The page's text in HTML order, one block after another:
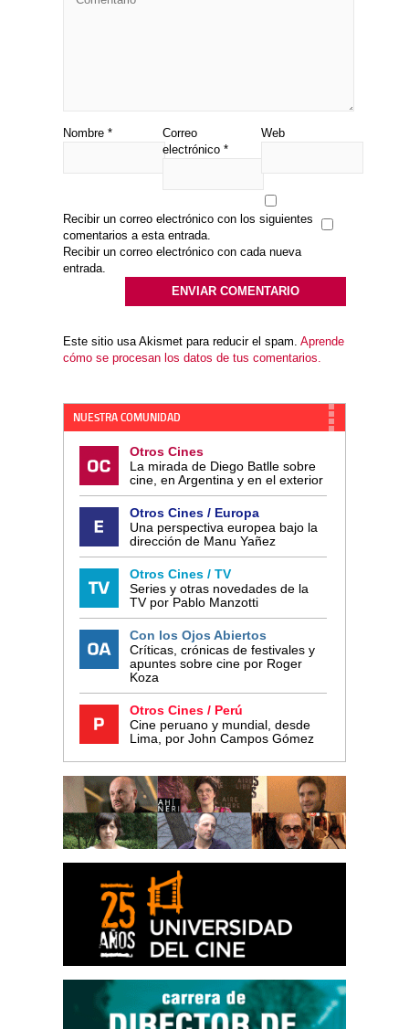
Nombre *
Correo
electrónico *
Web
Recibir un correo electrónico con los siguientes
comentarios a esta entrada.
Recibir un correo electrónico con cada nueva
entrada.
Este sitio usa Akismet para reducir el spam. Aprende
cómo se procesan los datos de tus comentarios.
NUESTRA COMUNIDAD
Otros Cines
La mirada de Diego Batlle sobre
cine, en Argentina y en el exterior
Otros Cines / Europa
Una perspectiva europea bajo la
dirección de Manu Yañez
Otros Cines / TV
Series y otras novedades de la
TV por Pablo Manzotti
Con los Ojos Abiertos
Críticas, crónicas de festivales y
apuntes sobre cine por Roger
Koza
Otros Cines / Perú
Cine peruano y mundial, desde
Lima, por John Campos Gómez